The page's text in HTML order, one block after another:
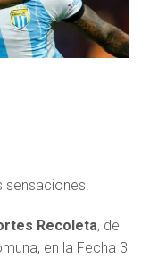
sensaciones.
Recoleta, de
en la Fecha 3